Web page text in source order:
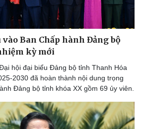
vào Ban Chấp hành Đảng bộ
kỳ mới
hội đại biểu Đảng bộ tỉnh Thanh Hóa
2030 đã hoàn thành nội dung trọng
Đảng bộ tỉnh khóa XX gồm 69 ủy viên.